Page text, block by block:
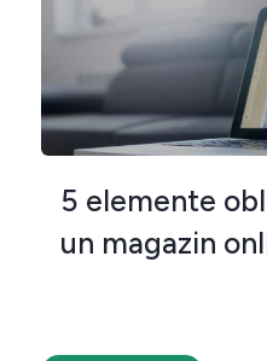
5 elemente
un magazin